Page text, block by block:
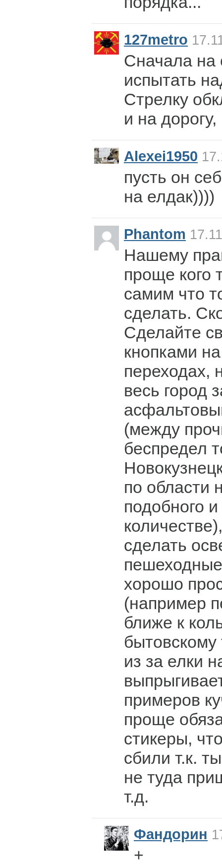
127metro
Сначала на
испытать
Стрелку
и на
Alexei1950
пусть он
на елдак))))
Phantom
Нашему
проще кого
самим что
сделать.
Сделайте
кнопками
переходах,
весь город
(между
беспредел
по области
подобного
сделать
хорошо
(например
ближе к
из за елки
примеров
проще
стикеры,
сбили т.к.
не туда
т.д.
Фандорин
+